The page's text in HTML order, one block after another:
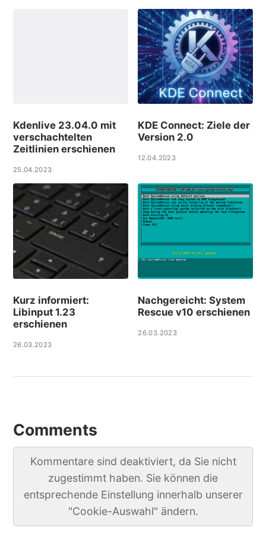
Kdenlive 23.04.0 mit
verschachtelten
Zeitlinien erschienen
25.04.2023
KDE Connect: Ziele der
Version 2.0
12.04.2023
Kurz informiert:
Libinput 1.23
erschienen
26.03.2023
Nachgereicht: System
Rescue v10 erschienen
26.03.2023
Comments
Kommentare sind deaktiviert, da Sie nicht
zugestimmt haben. Sie können die
entsprechende Einstellung innerhalb unserer
"Cookie-Auswahl" ändern.